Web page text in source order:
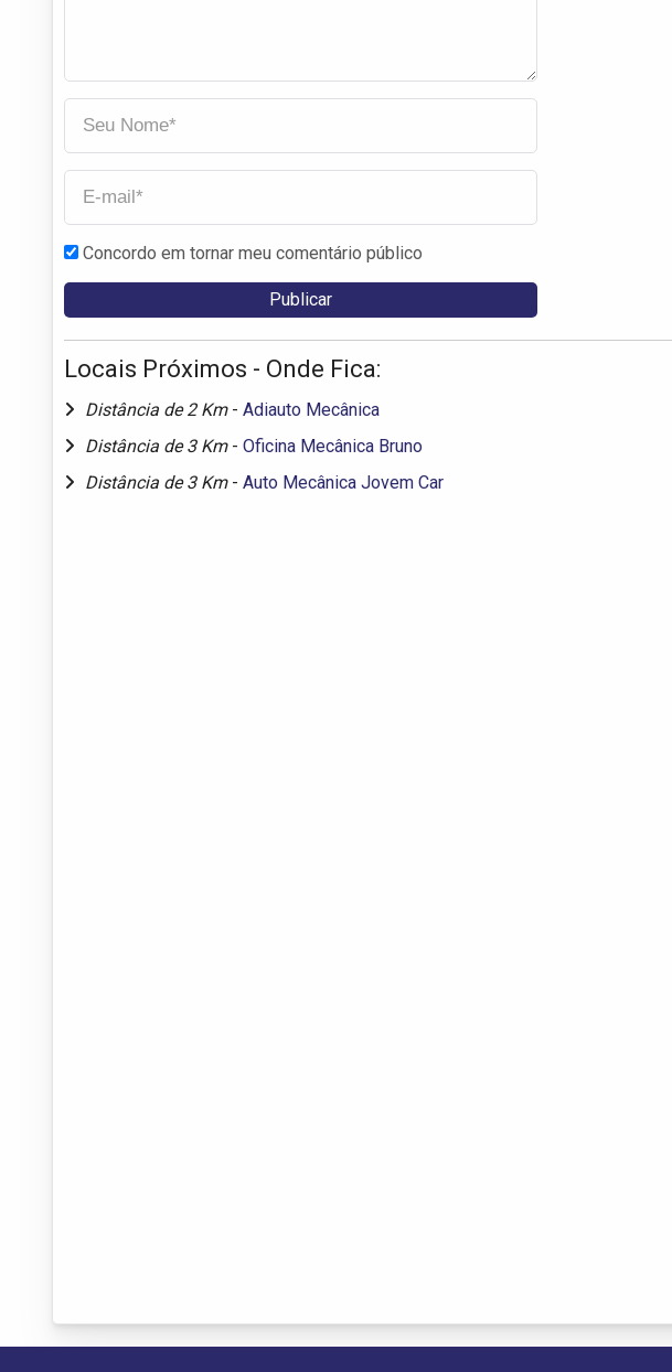
Concordo em tornar meu comentário público
Locais Próximos - Onde Fica:
Distância de 2 Km - Adiauto Mecânica
Distância de 3 Km - Oficina Mecânica Bruno
Distância de 3 Km - Auto Mecânica Jovem Car